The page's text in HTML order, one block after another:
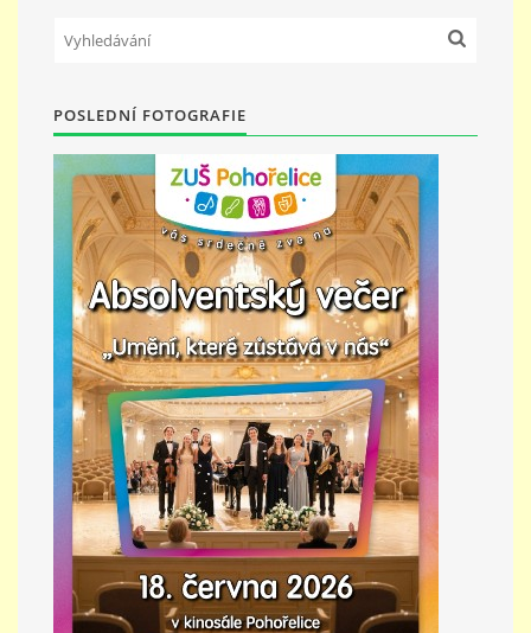
DOTACE
GDPR
ZUŠ Pohořelice
Školní 462
Pohořelice
691 23
© 2026 eStránky.cz |Tisk|Nahoru ↑
POSLEDNÍ FOTOGRAFIE